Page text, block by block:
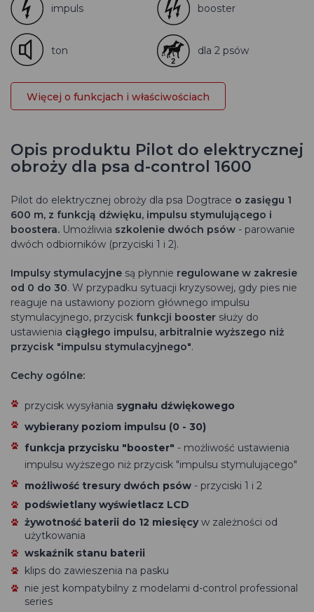
impuls booster
ton dla 2 psów
Więcej o funkcjach i właściwościach
Opis produktu Pilot do elektrycznej
obroży dla psa d-control 1600
Pilot do elektrycznej obroży dla psa Dogtrace o zasięgu 1
600 m, z funkcją dźwięku, impulsu stymulującego i
boostera. Umożliwia szkolenie dwóch psów - parowanie
dwóch odbiorników (przyciski 1 i 2).
Impulsy stymulacyjne są płynnie regulowane w zakresie
od 0 do 30. W przypadku sytuacji kryzysowej, gdy pies nie
reaguje na ustawiony poziom głównego impulsu
stymulacyjnego, przycisk funkcji booster służy do
ustawienia ciągłego impulsu, arbitralnie wyższego niż
przycisk "impulsu stymulacyjnego".
Cechy ogólne:
przycisk wysyłania sygnału dźwiękowego
wybierany poziom impulsu (0 - 30)
funkcja przycisku "booster" - możliwość ustawienia
impulsu wyższego niż przycisk "impulsu stymulującego"
możliwość tresury dwóch psów - przyciski 1 i 2
podświetlany wyświetlacz LCD
żywotność baterii do 12 miesięcyw zależności od
użytkowania
wskaźnik stanu baterii
klips do zawieszenia na pasku
nie jest kompatybilny z modelami d-control professional
series